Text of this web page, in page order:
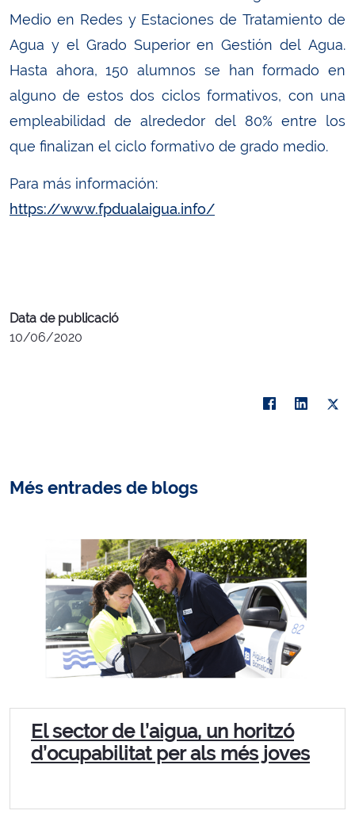
Medio en Redes y Estaciones de Tratamiento de
Agua y el Grado Superior en Gestión del Agua.
Hasta ahora, 150 alumnos se han formado en
alguno de estos dos ciclos formativos, con una
empleabilidad de alrededor del 80% entre los
que finalizan el ciclo formativo de grado medio.
Para más información:
https://www.fpdualaigua.info/
Data de publicació
10/06/2020
Més entrades de blogs
El sector de l’aigua, un horitzó
d’ocupabilitat per als més joves